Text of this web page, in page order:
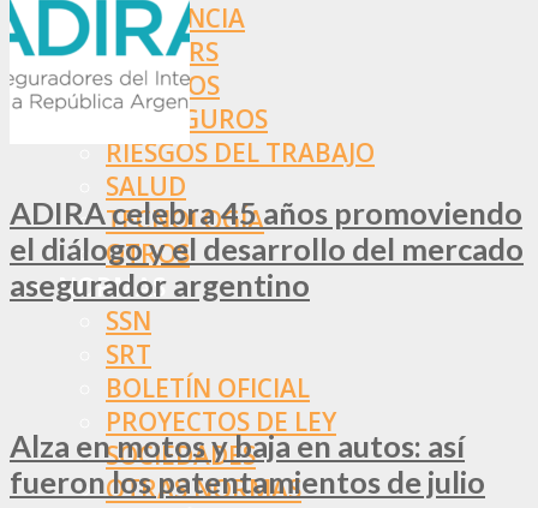
ASISTENCIA
BROKERS
SEGUROS
REASEGUROS
RIESGOS DEL TRABAJO
SALUD
TECNOLOGÍA
OTROS
NORMAS
SSN
SRT
BOLETÍN OFICIAL
PROYECTOS DE LEY
SOCIEDADES
OTRAS NORMAS
ADIRA celebra 45 años promoviendo
el diálogo y el desarrollo del mercado
asegurador argentino
Alza en motos y baja en autos: así
fueron los patentamientos de julio